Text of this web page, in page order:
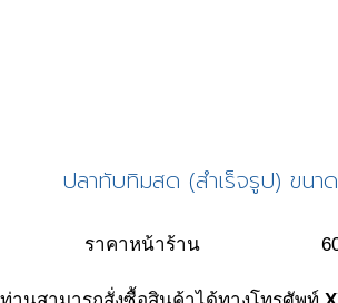
ปลาทับทิมสด (สำเร็จรูป) ขน
ราคาหน้าร้าน